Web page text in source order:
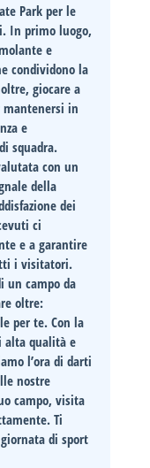
Park per le
In primo luogo,
e
condividono la
giocare a
mantenersi in
e
squadra.
con un
della
dei
ci
e a garantire
i visitatori.
un campo da
oltre:
per te. Con la
alta qualità e
l’ora di darti
nostre
campo, visita
Ti
di sport